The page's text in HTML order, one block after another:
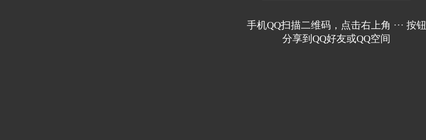
手机QQ扫描二维码，点击右上角 ··· 按钮
分享到QQ好友或QQ空间